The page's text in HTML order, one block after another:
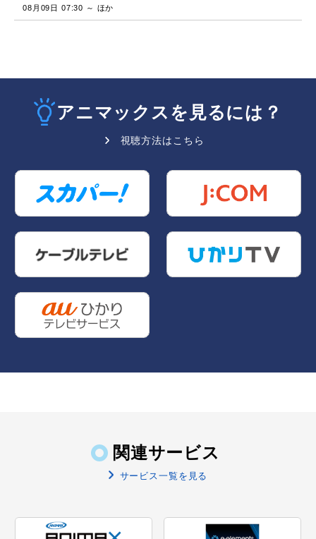
08月09日 07:30 ～ ほか
アニマックスを見るには？
視聴方法はこちら
関連サービス
サービス一覧を見る